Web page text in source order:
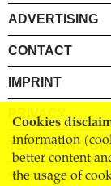
Cookies
information
better content
the usage of
ADVERTISING
CONTACT
IMPRINT
PRIVACY
TERMS AND
SHIPPING